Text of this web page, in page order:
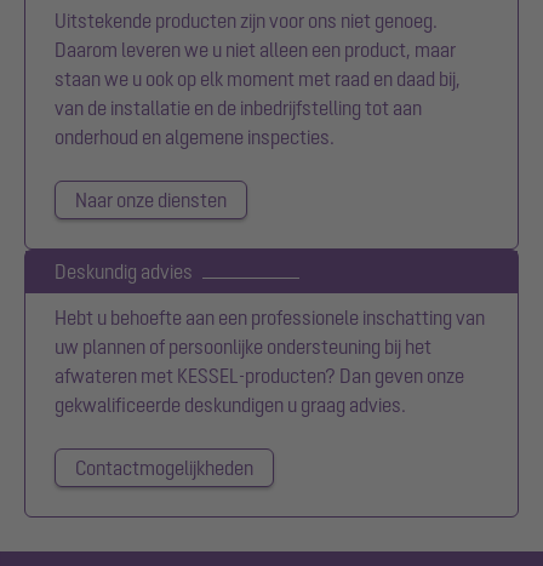
Uitstekende producten zijn voor ons niet genoeg.
Daarom leveren we u niet alleen een product, maar
staan we u ook op elk moment met raad en daad bij,
van de installatie en de inbedrijfstelling tot aan
onderhoud en algemene inspecties.
Naar onze diensten
Deskundig advies
Hebt u behoefte aan een professionele inschatting van
uw plannen of persoonlijke ondersteuning bij het
afwateren met KESSEL-producten? Dan geven onze
gekwalificeerde deskundigen u graag advies.
Contactmogelijkheden